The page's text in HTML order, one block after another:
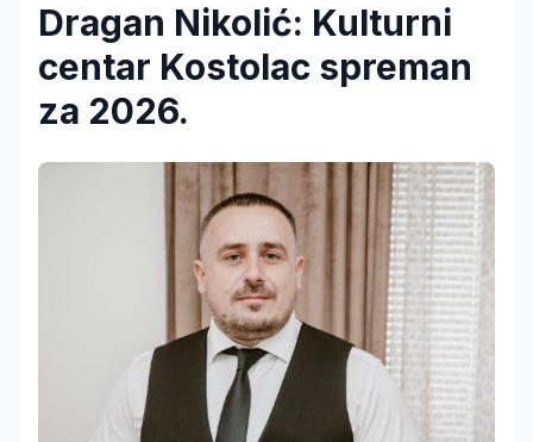
Dragan Nikolić: Kulturni
centar Kostolac spreman
za 2026.